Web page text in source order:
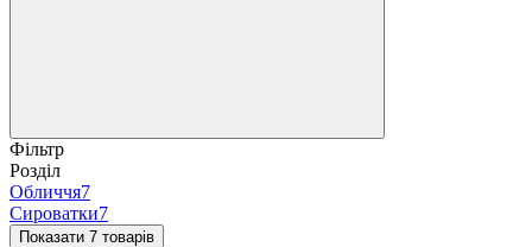
Фільтр
Розділ
Обличчя7
Сироватки7
Показати 7 товарів